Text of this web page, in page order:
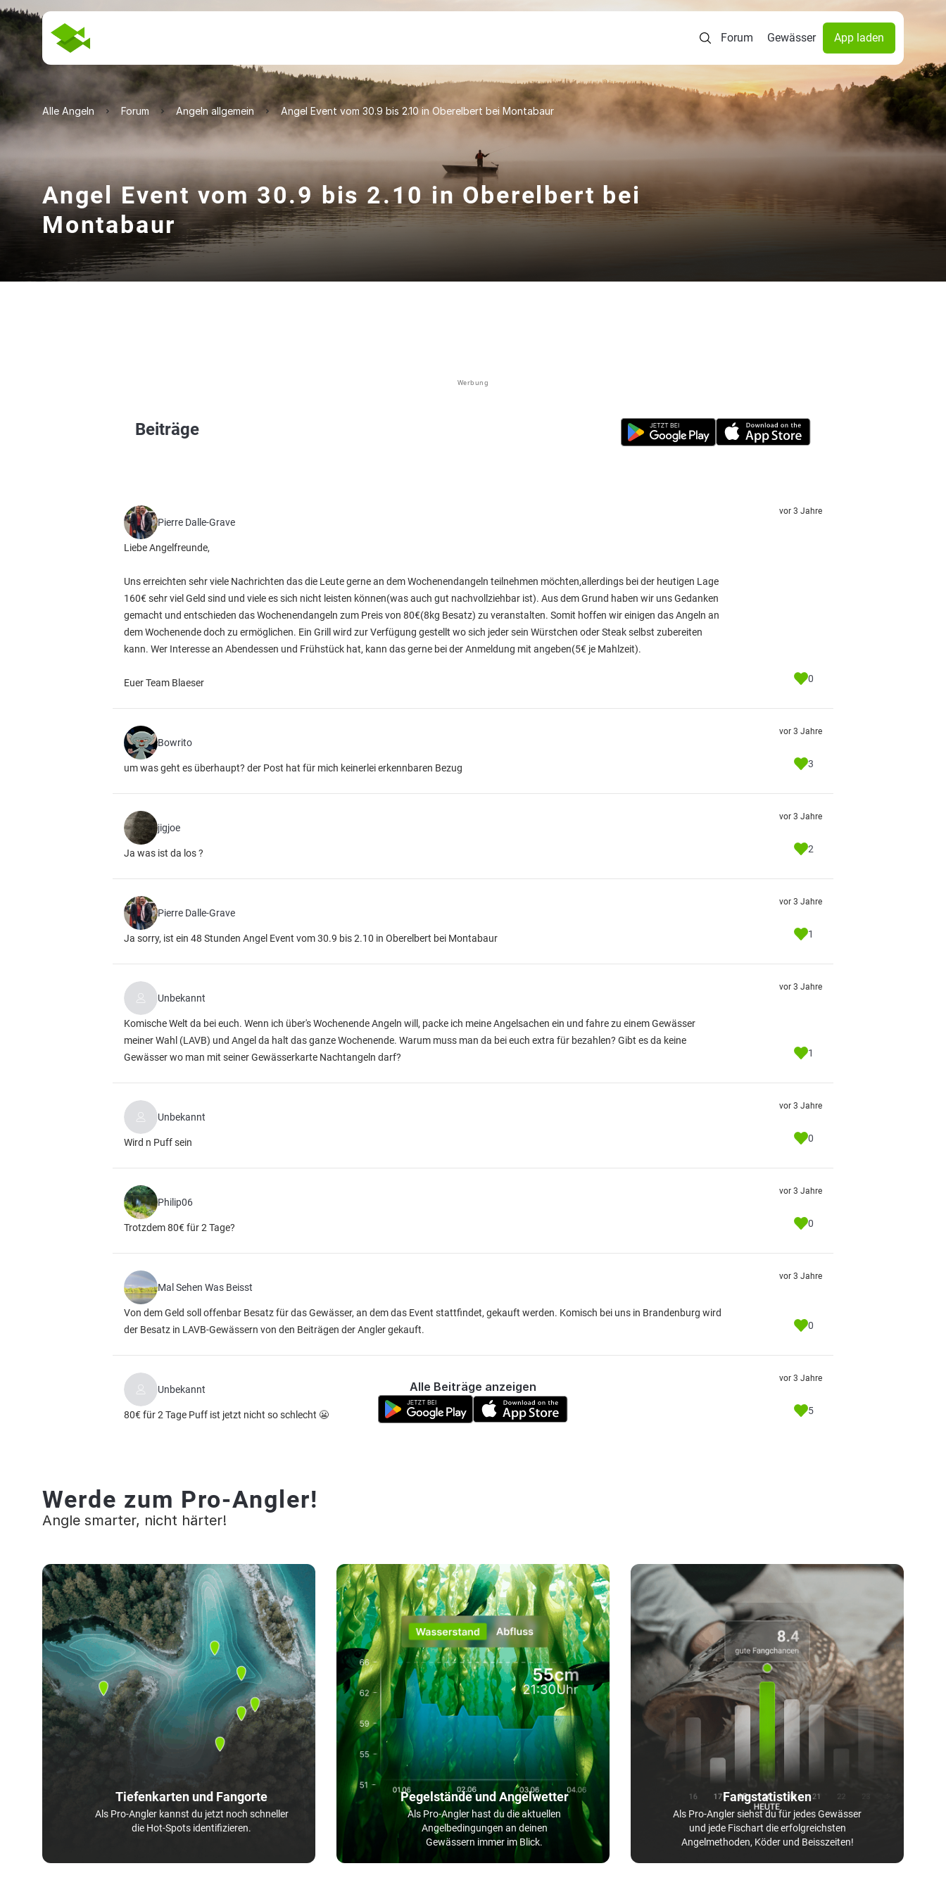
Forum Gewässer App laden
Alle Angeln Forum Angeln allgemein Angel Event vom 30.9 bis 2.10 in Oberelbert bei Montabaur
Angel Event vom 30.9 bis 2.10 in Oberelbert bei
Montabaur
Werbung
Beiträge
Pierre Dalle-Grave
Liebe Angelfreunde,
Uns erreichten sehr viele Nachrichten das die Leute gerne an dem Wochenendangeln teilnehmen möchten,allerdings bei der heutigen Lage
160€ sehr viel Geld sind und viele es sich nicht leisten können(was auch gut nachvollziehbar ist). Aus dem Grund haben wir uns Gedanken
gemacht und entschieden das Wochenendangeln zum Preis von 80€(8kg Besatz) zu veranstalten. Somit hoffen wir einigen das Angeln an
dem Wochenende doch zu ermöglichen. Ein Grill wird zur Verfügung gestellt wo sich jeder sein Würstchen oder Steak selbst zubereiten
kann. Wer Interesse an Abendessen und Frühstück hat, kann das gerne bei der Anmeldung mit angeben(5€ je Mahlzeit).
Euer Team Blaeser
vor 3 Jahre
0
Bowrito
um was geht es überhaupt? der Post hat für mich keinerlei erkennbaren Bezug
vor 3 Jahre
3
jigjoe
Ja was ist da los ?
vor 3 Jahre
2
Pierre Dalle-Grave
Ja sorry, ist ein 48 Stunden Angel Event vom 30.9 bis 2.10 in Oberelbert bei Montabaur
vor 3 Jahre
1
Unbekannt
Komische Welt da bei euch. Wenn ich über's Wochenende Angeln will, packe ich meine Angelsachen ein und fahre zu einem Gewässer
meiner Wahl (LAVB) und Angel da halt das ganze Wochenende. Warum muss man da bei euch extra für bezahlen? Gibt es da keine
Gewässer wo man mit seiner Gewässerkarte Nachtangeln darf?
vor 3 Jahre
1
Unbekannt
Wird n Puff sein
vor 3 Jahre
0
Philip06
Trotzdem 80€ für 2 Tage?
vor 3 Jahre
0
Mal Sehen Was Beisst
Von dem Geld soll offenbar Besatz für das Gewässer, an dem das Event stattfindet, gekauft werden. Komisch bei uns in Brandenburg wird
der Besatz in LAVB-Gewässern von den Beiträgen der Angler gekauft.
vor 3 Jahre
0
Unbekannt
80€ für 2 Tage Puff ist jetzt nicht so schlecht 😬
vor 3 Jahre
5
Alle Beiträge anzeigen
Werde zum Pro-Angler!
Angle smarter, nicht härter!
Tiefenkarten und Fangorte
Als Pro-Angler kannst du jetzt noch schneller
die Hot-Spots identifizieren.
Pegelstände und Angelwetter
Als Pro-Angler hast du die aktuellen
Angelbedingungen an deinen
Gewässern immer im Blick.
Fangstatistiken
Als Pro-Angler siehst du für jedes Gewässer
und jede Fischart die erfolgreichsten
Angelmethoden, Köder und Beisszeiten!